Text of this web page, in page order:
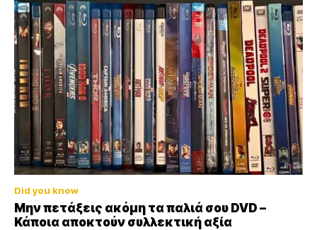
Did you know
Μην πετάξεις ακόμη τα παλιά σου DVD –
Κάποια αποκτούν συλλεκτική αξία